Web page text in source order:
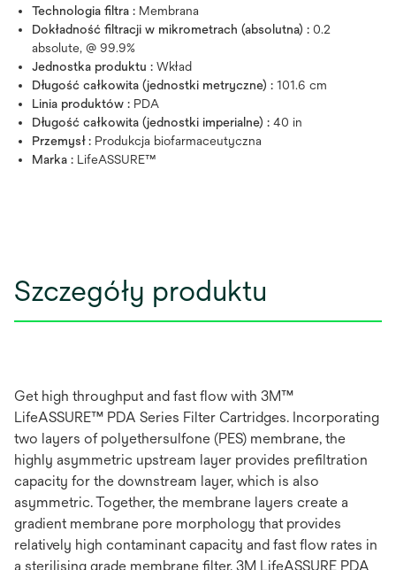
Technologia filtra : Membrana
Dokładność filtracji w mikrometrach (absolutna) : 0.2
absolute, @ 99.9%
Jednostka produktu : Wkład
Długość całkowita (jednostki metryczne) : 101.6 cm
Linia produktów : PDA
Długość całkowita (jednostki imperialne) : 40 in
Przemysł : Produkcja biofarmaceutyczna
Marka : LifeASSURE™
Szczegóły produktu
Get high throughput and fast flow with 3M™
LifeASSURE™ PDA Series Filter Cartridges. Incorporating
two layers of polyethersulfone (PES) membrane, the
highly asymmetric upstream layer provides prefiltration
capacity for the downstream layer, which is also
asymmetric. Together, the membrane layers create a
gradient membrane pore morphology that provides
relatively high contaminant capacity and fast flow rates in
a sterilising grade membrane filter. 3M LifeASSURE PDA